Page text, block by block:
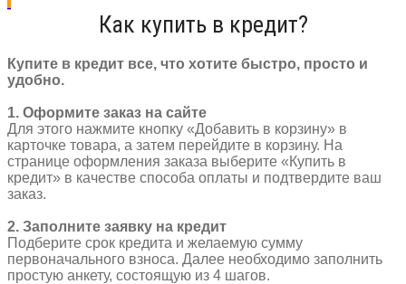
color:
Y03
Как купить в кредит?
Купите в кредит все, что хотите быстро, просто и
удобно.
1. Оформите заказ на сайте
Для этого нажмите кнопку «Добавить в корзину» в
карточке товара, а затем перейдите в корзину. На
странице оформления заказа выберите «Купить в
кредит» в качестве способа оплаты и подтвердите ваш
заказ.
2. Заполните заявку на кредит
Подберите срок кредита и желаемую сумму
первоначального взноса. Далее необходимо заполнить
простую анкету, состоящую из 4 шагов.